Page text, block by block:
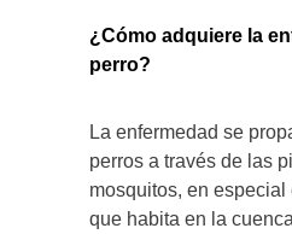
¿Cómo adquiere la
perro?
La enfermedad se
perros a través de las
mosquitos, en especial
que habita en la